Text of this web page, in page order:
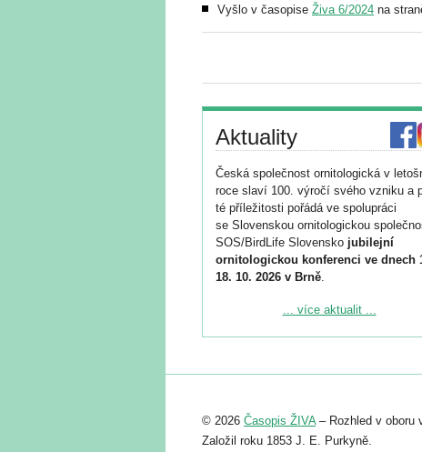
Vyšlo v časopise Živa 6/2024 na
Aktuality
Česká společnost ornitologická v
roce slaví 100. výročí svého vzniku a
té příležitosti pořádá ve spolupráci
se Slovenskou ornitologickou
SOS/BirdLife Slovensko jubilejní
ornitologickou konferenci ve dnech
18. 10. 2026 v Brně.
Podrobnější informace ke konferenci
Registrovat se můžete do 6. září.
abstraktu přihlášené přednášky nebo
posteru je už 30. června.
... více aktualit ...
© 2026 Časopis ŽIVA– Rozhled v oboru
Založil roku 1853 J. E. Purkyně.